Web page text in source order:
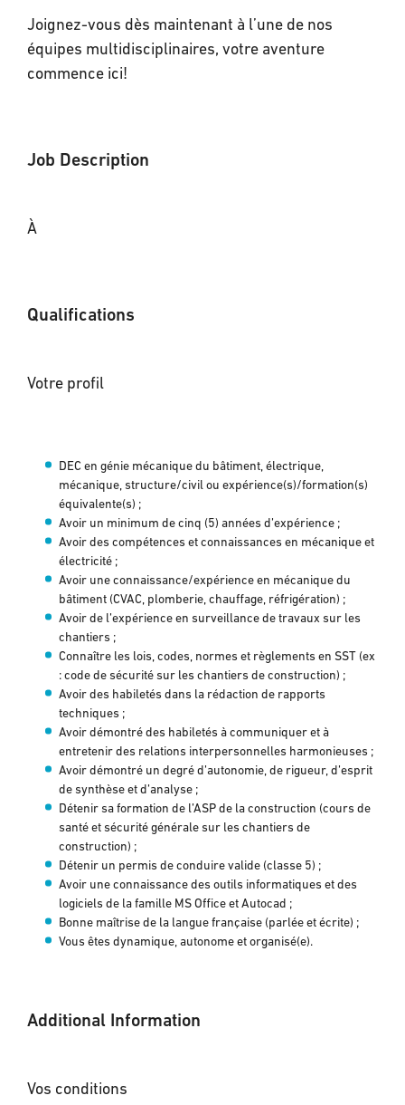
Joignez-vous dès maintenant à l’une de nos
équipes multidisciplinaires, votre aventure
commence ici!
Job Description
À
Qualifications
Votre profil
DEC en génie mécanique du bâtiment, électrique,
mécanique, structure/civil ou expérience(s)/formation(s)
équivalente(s) ;
Avoir un minimum de cinq (5) années d’expérience ;
Avoir des compétences et connaissances en mécanique et
électricité ;
Avoir une connaissance/expérience en mécanique du
bâtiment (CVAC, plomberie, chauffage, réfrigération) ;
Avoir de l’expérience en surveillance de travaux sur les
chantiers ;
Connaître les lois, codes, normes et règlements en SST (ex
: code de sécurité sur les chantiers de construction) ;
Avoir des habiletés dans la rédaction de rapports
techniques ;
Avoir démontré des habiletés à communiquer et à
entretenir des relations interpersonnelles harmonieuses ;
Avoir démontré un degré d’autonomie, de rigueur, d’esprit
de synthèse et d’analyse ;
Détenir sa formation de l’ASP de la construction (cours de
santé et sécurité générale sur les chantiers de
construction) ;
Détenir un permis de conduire valide (classe 5) ;
Avoir une connaissance des outils informatiques et des
logiciels de la famille MS Office et Autocad ;
Bonne maîtrise de la langue française (parlée et écrite) ;
Vous êtes dynamique, autonome et organisé(e).
Additional Information
Vos conditions